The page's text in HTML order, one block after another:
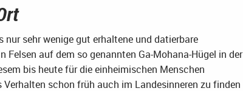
nur sehr wenige gut erhaltene und datierbare
auf dem so genannten Ga-Mohana-Hügel in der
bis heute für die einheimischen Menschen
schon früh auch im Landesinneren zu finden